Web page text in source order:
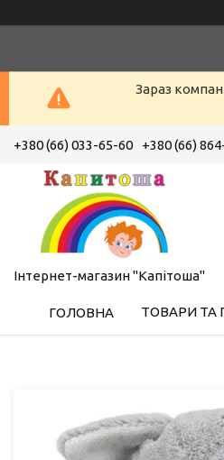
Зараз
+380 (66) 033-65-60 +380 (66)
Інтернет-магазин "Капітоша"
ГОЛОВНА ТОВАРИ ТА